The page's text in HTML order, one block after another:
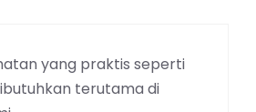
yang praktis seperti
terutama di